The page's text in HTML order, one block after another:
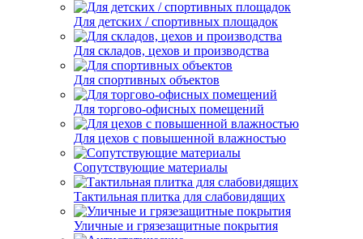
Для детских / спортивных площадок
Для складов, цехов и производства
Для спортивных объектов
Для торгово-офисных помещений
Для цехов с повышенной влажностью
Сопутствующие материалы
Тактильная плитка для слабовидящих
Уличные и грязезащитные покрытия